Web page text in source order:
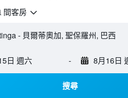
間客房
- 貝爾蒂奧加, 聖保羅州, 巴西
日 週六 - 8月16日
搜尋